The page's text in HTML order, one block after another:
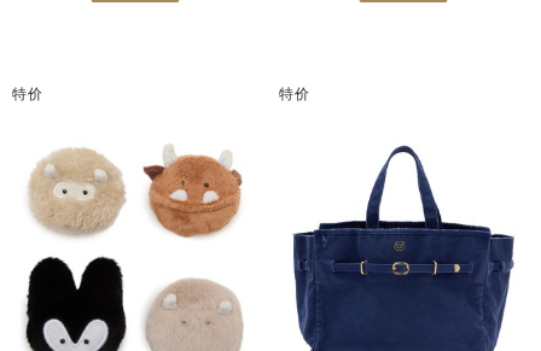
特价 特价